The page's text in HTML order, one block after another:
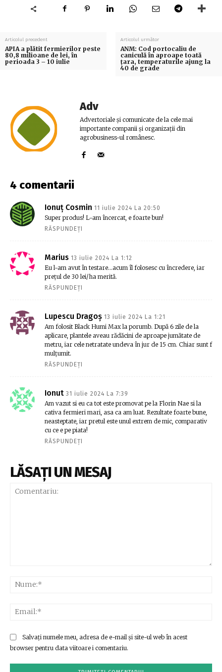
Articolul precedent
APIA a plătit fermierilor peste
80,8 milioane de lei, în
perioada 3 – 10 iulie
Articolul următor
ANM: Cod portocaliu de
caniculă în aproape toată
ţara, temperaturile ajung la
40 de grade
Adv
Advertoriale și comunicate de la cele mai
importante companii și organizații din
agrobusiness-ul românesc.
4 comentarii
Ionuț Cosmin 11 iulie 2024 La 20:50
Super produs! L-am încercat, e foarte bun!
RĂSPUNDEȚI
Marius 13 iulie 2024 La 1:12
Eu l-am avut în testare…acum îl folosesc cu încredere, iar
prețul de 30 lei/ha merită.
RĂSPUNDEȚI
Lupescu Dragoș 13 iulie 2024 La 1:21
Am folosit Black Humi Max la porumb. După 6 zile de la
aplicare, plantele aveau rădăcini de aproape jumătate de
metru, iar cele netratate undeva în jur de 15 cm. Chiar sunt f
mulțumit.
RĂSPUNDEȚI
Ionut 31 iulie 2024 La 7:39
Am vazut si eu ca tot este promovat pe la Florin Nae si la
cativa fermieri mari, asa ca am luat. Rezultate foarte bune,
neasteptate, iar pretul este unul extrem de mic, comparativ
cu ce e pe piata!
RĂSPUNDEȚI
LĂSAȚI UN MESAJ
Salvați numele meu, adresa de e-mail și site-ul web în acest
browser pentru data viitoare i comentariu.